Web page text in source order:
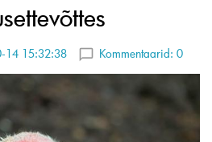
14 15:32:38 Kommentaarid: 0